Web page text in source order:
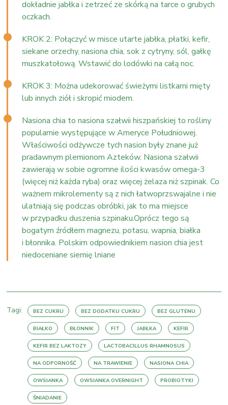
dokładnie jabłka i zetrzeć ze skórką na tarce o grubych
oczkach.
KROK 2: Połączyć w misce utarte jabłka, płatki, kefir,
siekane orzechy, nasiona chia, sok z cytryny, sól, gałkę
muszkatołową. Wstawić do lodówki na całą noc.
KROK 3: Można udekorować świeżymi listkami mięty
lub innych ziół i skropić miodem.
Nasiona chia to nasiona szałwii hiszpańskiej to rośliny
popularnie występujące w Ameryce Południowej.
Właściwości odżywcze tych nasion były znane już
pradawnym plemionom Azteków. Nasiona szałwii
zawierają w sobie ogromne ilości kwasów omega-3
(więcej niż każda ryba) oraz więcej żelaza niż szpinak. Co
ważnem mikrolementy są z nich łatwoprzswajalne i nie
ulatniają się podczas obróbki, jak to ma miejsce
w przypadku duszenia szpinaku.Oprócz tego są
bogatym źródłem magnezu, potasu, wapnia, białka
i błonnika. Polskim odpowiednikiem nasion chia jest
niedoceniane siemię lniane
Tagi: BEZ CUKRU BEZ DODATKU CUKRU BEZ GLUTENU
BIAŁKO BŁONNIK FIT JABŁKA KEFIR
KEFIR BEZ LAKTOZY LACTOBACILLUS RHAMNOSUS
NA ODPORNOŚĆ NA TRAWIENIE NASIONA CHIA
OWSIANKA OWSIANKA OVERNIGHT PROBIOTYKI
ŚNIADANIE